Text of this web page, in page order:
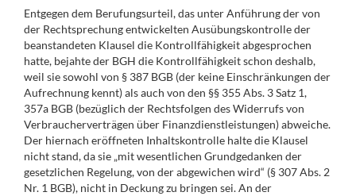
Entgegen dem Berufungsurteil, das unter Anführung der von
der Rechtsprechung entwickelten Ausübungskontrolle der
beanstandeten Klausel die Kontrollfähigkeit abgesprochen
hatte, bejahte der BGH die Kontrollfähigkeit schon deshalb,
weil sie sowohl von § 387 BGB (der keine Einschränkungen der
Aufrechnung kennt) als auch von den §§ 355 Abs. 3 Satz 1,
357a BGB (bezüglich der Rechtsfolgen des Widerrufs von
Verbraucherverträgen über Finanzdienstleistungen) abweiche.
Der hiernach eröffneten Inhaltskontrolle halte die Klausel
nicht stand, da sie „mit wesentlichen Grundgedanken der
gesetzlichen Regelung, von der abgewichen wird“ (§ 307 Abs. 2
Nr. 1 BGB), nicht in Deckung zu bringen sei. An der